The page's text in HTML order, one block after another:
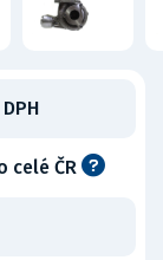
celé ČR